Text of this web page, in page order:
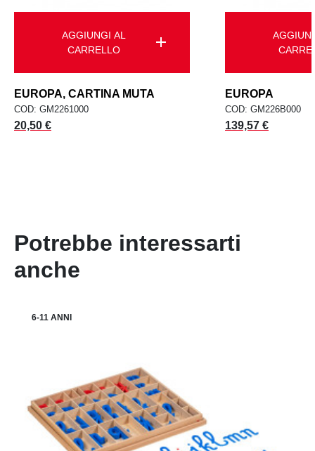
AGGIUNGI AL
CARRELLO
add
EUROPA, CARTINA MUTA
COD: GM2261000
Prezzo
20,50 €
EUROPA
COD: GM226B000
Prezzo
139,57 €
Potrebbe interessarti
anche
6-11 ANNI